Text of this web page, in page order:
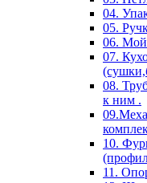
04.
05.
06.
07.
08.
к ним .
10.
11.